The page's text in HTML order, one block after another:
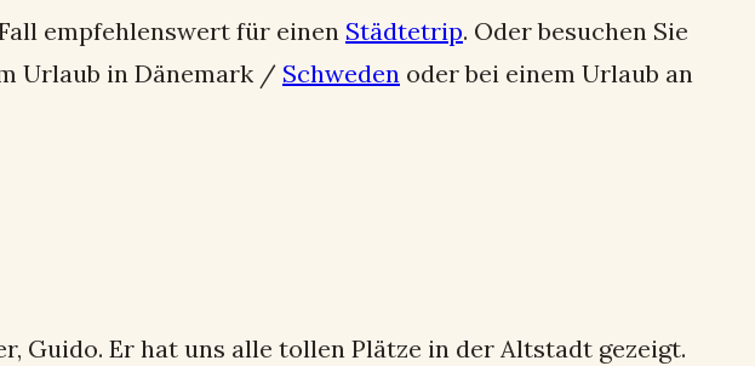
empfehlenswert für einen Städtetrip. Oder besuchen Sie
Urlaub in Dänemark / Schweden oder bei einem Urlaub an
Guido. Er hat uns alle tollen Plätze in der Altstadt gezeigt.